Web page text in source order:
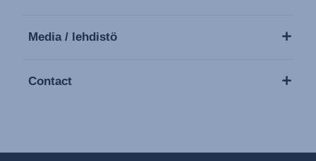
Media / lehdistö
Contact